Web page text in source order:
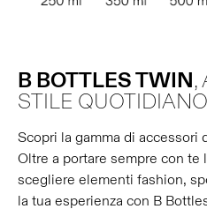
B BOTTLES TWIN,
STILE
Scopri la gamma di accessori
Oltre a portare sempre con te
scegliere elementi fashion,
la tua esperienza con B